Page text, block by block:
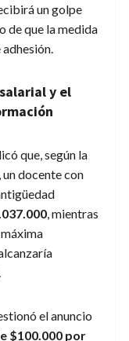
un golpe
de que la medida
y el
que, según la
docente con
, mientras
el anuncio
$100.000 por